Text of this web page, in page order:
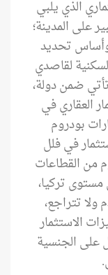
الذي يلبي
على المدينة؛
وأساس تحديد
لقاصدي
ضمن دولة،
العقاري في
بودروم
في فلل
من القطاعات
تركيا،
ولا تتراجع،
الاستثمار
على الجنسية